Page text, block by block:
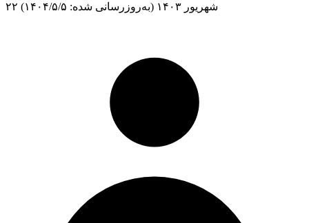
۲۲ شهریور ۱۴۰۳ (به‌روزرسانی شده: ۱۴۰۴/۵/۵)